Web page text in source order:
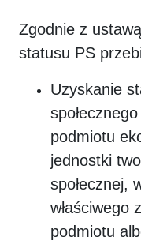
Zgodnie z
statusu PS
Uzyskanie
społecznego
podmiotu
jednostki
społecznej,
właściwego
podmiotu